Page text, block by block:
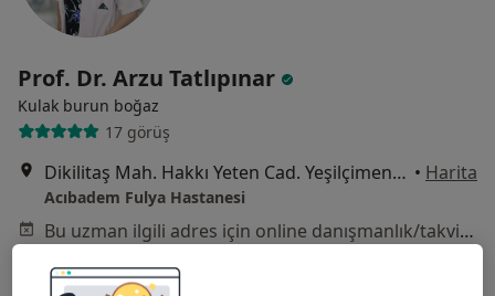
Prof. Dr. Arzu Tatlıpınar
Kulak burun boğaz
17 görüş
Dikilitaş Mah. Hakkı Yeten Cad. Yeşilçimen Sok. No:23 Fulya, Beşiktaş • Harita
Acıbadem Fulya Hastanesi
Bu uzman ilgili adres için online danışmanlık/takvim sunmuyor.
Randevu talep et